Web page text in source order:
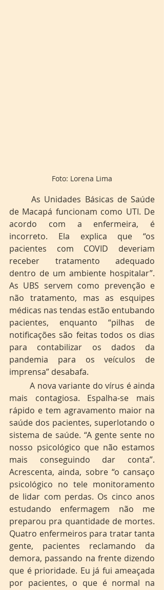
Foto: Lorena Lima
	As Unidades Básicas de Saúde
de Macapá funcionam como UTI. De
acordo com a enfermeira, é
incorreto. Ela explica que “os
pacientes com COVID deveriam
receber tratamento adequado
dentro de um ambiente hospitalar”.
As UBS servem como prevenção e
não tratamento, mas as esquipes
médicas nas tendas estão entubando
pacientes, enquanto “pilhas de
notificações são feitas todos os dias
para contabilizar os dados da
pandemia para os veículos de
imprensa” desabafa.
	A nova variante do vírus é ainda
mais contagiosa. Espalha-se mais
rápido e tem agravamento maior na
saúde dos pacientes, superlotando o
sistema de saúde. “A gente sente no
nosso psicológico que não estamos
mais conseguindo dar conta”.
Acrescenta, ainda, sobre “o cansaço
psicológico no tele monitoramento
de lidar com perdas. Os cinco anos
estudando enfermagem não me
preparou pra quantidade de mortes.
Quatro enfermeiros para tratar tanta
gente, pacientes reclamando da
demora, passando na frente dizendo
que é prioridade. Eu já fui ameaçada
por pacientes, o que é normal na